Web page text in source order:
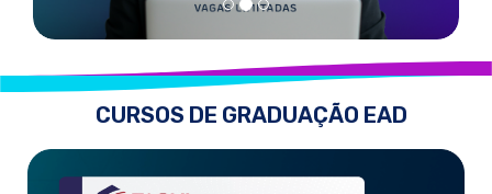
CURSOS DE GRADUAÇÃO EAD